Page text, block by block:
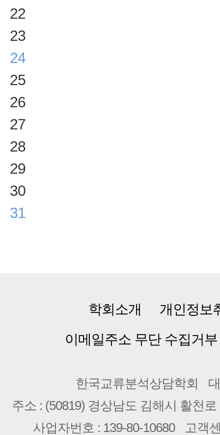
22
23
24
25
26
27
28
29
30
31
학회소개
개인정보
이메일주소 무단 수집거부
한국교류분석상담학회
주소 : (50819) 경상남도 김해시 활천
사업자번호 : 139-80-10680
고객